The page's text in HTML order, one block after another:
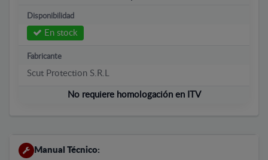
Disponibilidad
En stock
Fabricante
Scut Protection S.R.L
No requiere homologación en ITV
Manual Técnico: